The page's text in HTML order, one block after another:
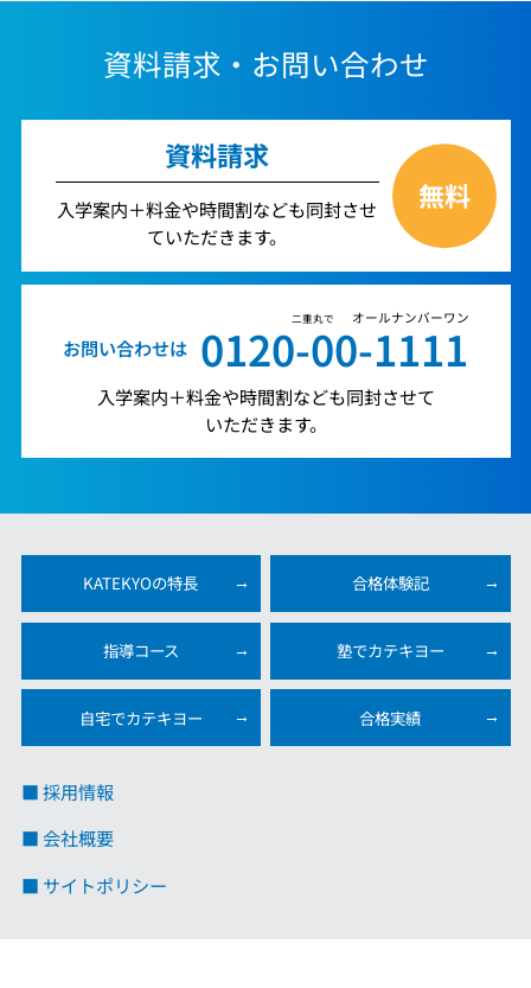
資料請求・お問い合わせ
資料請求
入学案内＋料金や時間割なども同封させ
ていただきます。
無料
二重丸で オールナンバーワン
お問い合わせは 0120-00-1111
入学案内＋料金や時間割なども同封させて
いただきます。
KATEKYOの特長 合格体験記
指導コース 塾でカテキヨー
自宅でカテキヨー 合格実績
■ 採用情報
■ 会社概要
■ サイトポリシー